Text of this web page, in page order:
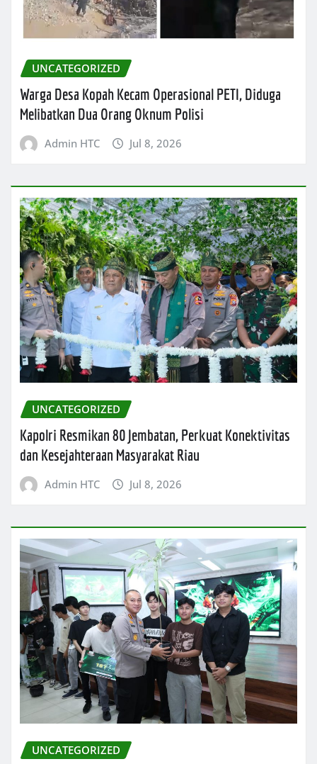
UNCATEGORIZED
Warga Desa Kopah Kecam Operasional PETI, Diduga
Melibatkan Dua Orang Oknum Polisi
Admin HTC Jul 8, 2026
UNCATEGORIZED
Kapolri Resmikan 80 Jembatan, Perkuat Konektivitas
dan Kesejahteraan Masyarakat Riau
Admin HTC Jul 8, 2026
UNCATEGORIZED